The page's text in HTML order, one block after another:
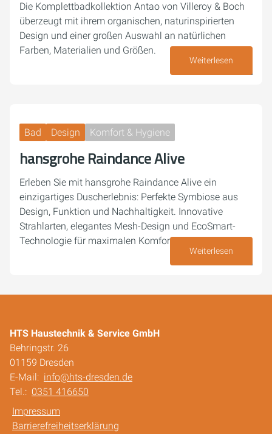
Die Komplettbadkollektion Antao von Villeroy & Boch
überzeugt mit ihrem organischen, naturinspirierten
Design und einer großen Auswahl an natürlichen
Farben, Materialien und Größen.
Weiterlesen
Bad Design Komfort & Hygiene
hansgrohe Raindance Alive
Erleben Sie mit hansgrohe Raindance Alive ein
einzigartiges Duscherlebnis: Perfekte Symbiose aus
Design, Funktion und Nachhaltigkeit. Innovative
Strahlarten, elegantes Mesh-Design und EcoSmart-
Technologie für maximalen Komfort und minimalen…
Weiterlesen
HTS Haustechnik & Service GmbH
Behringstr. 26
01159 Dresden
E-Mail: info@hts-dresden.de
Tel.: 0351 416650
Impressum
Barrierefreiheitserklärung